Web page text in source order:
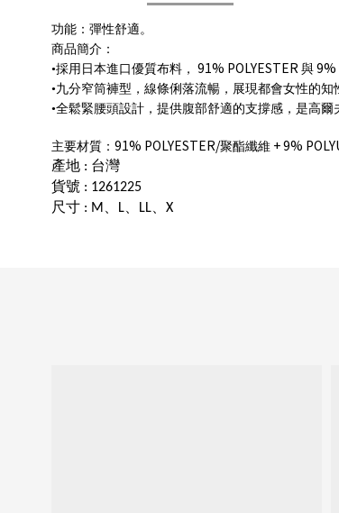
功能：彈性舒適。
商品簡介：
•採用日本進口優質布料， 91% POLYESTER 與 9%
•九分窄筒褲型，線條俐落流暢，展現都會女性的知
•全鬆緊腰頭設計，提供腹部舒適的支撐感，是高爾
主要材質： 91% POLYESTER/聚酯纖維 + 9%
產地 : 台灣
貨號 : 1261225
尺寸 : M L LL X